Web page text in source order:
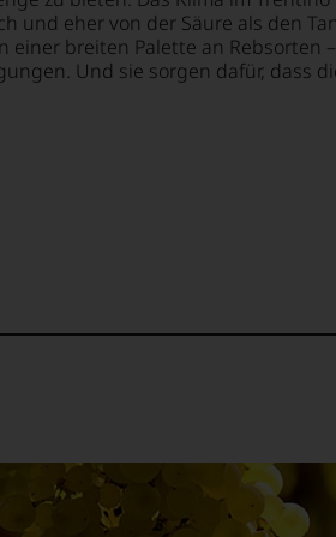
und eher von der Säure als den
einer breiten Palette an Rebsorten
Und sie sorgen dafür, dass